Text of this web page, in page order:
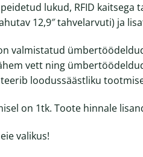
lukud, RFID kaitsega
12,9″ tahvelarvuti) ja
valmistatud
vett ning
loodussäästliku
on 1tk. Toote hinnale
valikus!